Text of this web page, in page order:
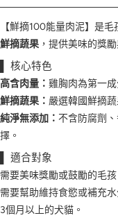
【鮮摘100能量肉泥】是
鮮摘蔬果 ，提供美味的獎
▌ 核心特色
高含肉量： 雞胸肉為第一
鮮摘蔬果： 嚴選韓國鮮摘
純淨無添加： 不含防腐劑
擇。
▌ 適合對象
需要美味獎勵或鼓勵的毛孩
需要幫助維持食慾或補充水
3個月以上的犬貓。